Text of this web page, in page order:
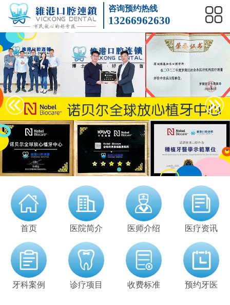
咨询预约热线
13266962630
微创种植牙
implanted
后牙种植
单颗种植
多颗种植
全口种植
数字化矫正
Orthodontics
儿童矫正 隐形矫正
龅牙
地包天
牙列不齐
牙齿美白
Teeth whitening
冷光美白 洗牙
黄黑牙
四环素牙
牙齿贴面
牙冠修复
Porcelain braces
全瓷牙 牙缺失
镶牙
烤瓷牙
义齿
根管治疗
Root canal
蛀牙补牙 智齿
牙龈出血
拔牙
牙周炎
首页 医院简介 医师介绍 医疗资讯
牙科案例 诊疗项目 收费标准 预约牙医